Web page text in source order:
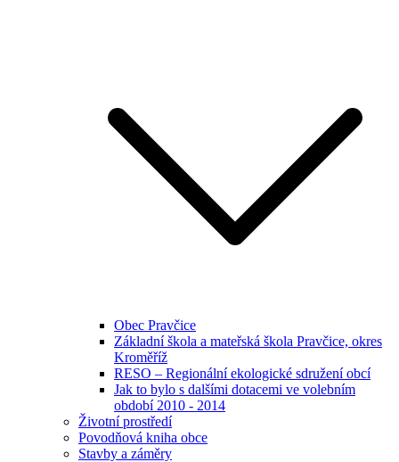
Obec Pravčice
Základní škola a mateřská škola Pravčice, okres
Kroměříž
RESO – Regionální ekologické sdružení obcí
Jak to bylo s dalšími dotacemi ve volebním
období 2010 - 2014
Životní prostředí
Povodňová kniha obce
Stavby a záměry